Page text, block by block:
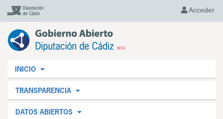
Acceder
INICIO
TRANSPARENCIA
DATOS ABIERTOS